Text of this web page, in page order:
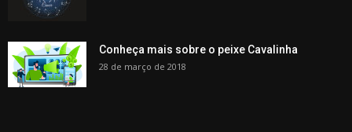
Conheça mais sobre o peixe Cavalinha
28 de março de 2018